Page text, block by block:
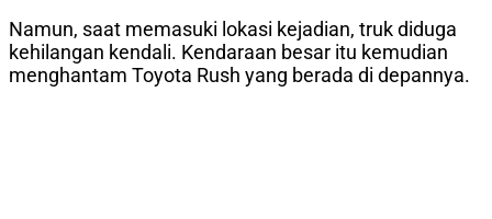
Namun, saat memasuki lokasi kejadian, truk diduga
kehilangan kendali. Kendaraan besar itu kemudian
menghantam Toyota Rush yang berada di depannya.